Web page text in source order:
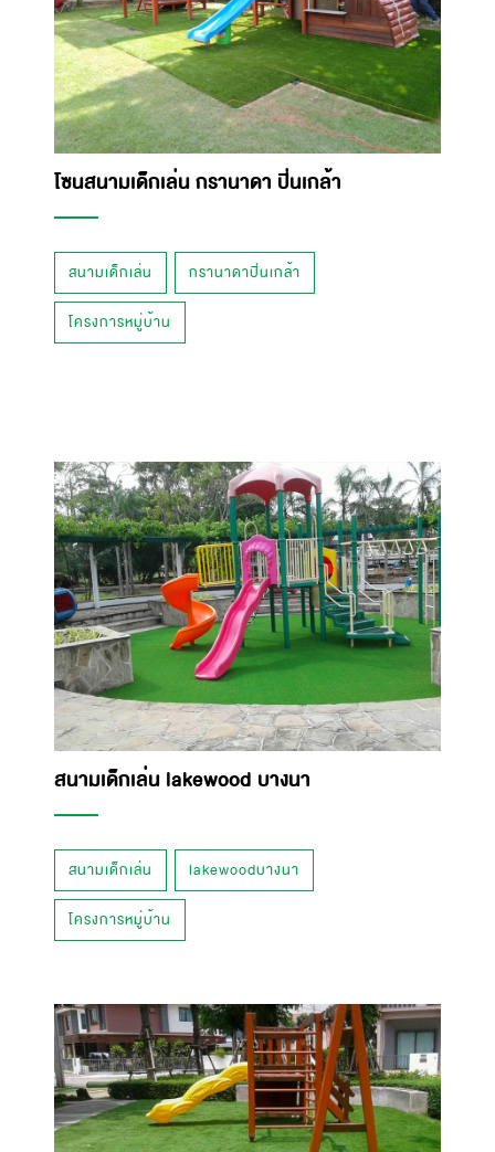
โซนสนามเด็กเล่น กรานาดา ปิ่นเกล้า
สนามเด็กเล่น กรานาดาปิ่นเกล้า
โครงการหมู่บ้าน
สนามเด็กเล่น lakewood บางนา
สนามเด็กเล่น lakewoodบางนา
โครงการหมู่บ้าน